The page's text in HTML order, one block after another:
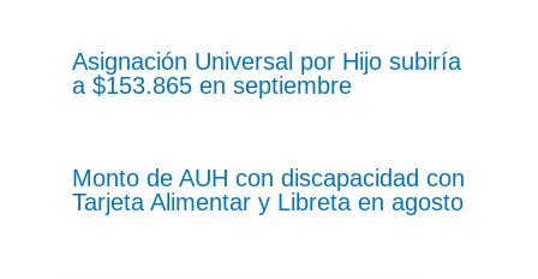
Asignación Universal por Hijo subiría
a $153.865 en septiembre
Monto de AUH con discapacidad con
Tarjeta Alimentar y Libreta en agosto